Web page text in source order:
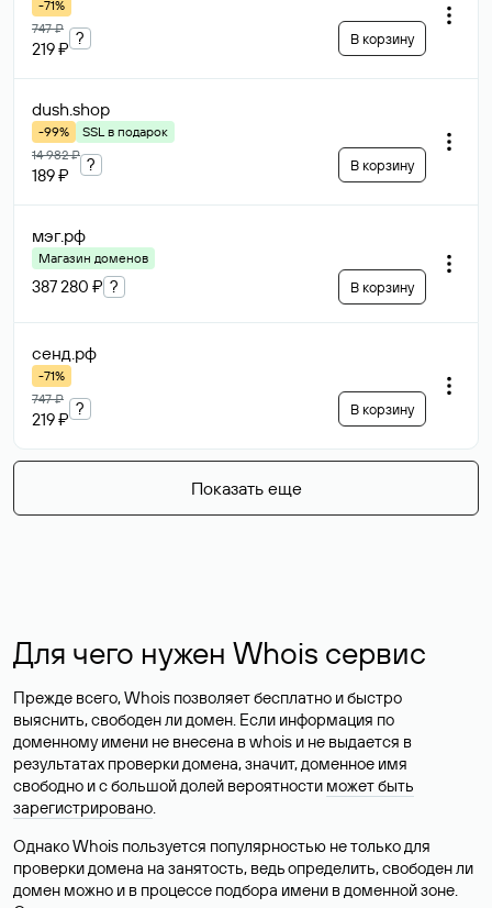
-71%
747 ₽
219 ₽
? В корзину
dush.shop
-99%
SSL в подарок
14 982 ₽
189 ₽
? В корзину
мэг.рф
Магазин доменов
387 280 ₽ ? В корзину
сенд.рф
-71%
747 ₽
219 ₽
? В корзину
Показать еще
Для чего нужен Whois сервис
Прежде всего, Whois позволяет бесплатно и быстро
выяснить, свободен ли домен. Если информация по
доменному имени не внесена в whois и не выдается в
результатах проверки домена, значит, доменное имя
свободно и с большой долей вероятности может быть
зарегистрировано.
Однако Whois пользуется популярностью не только для
проверки домена на занятость, ведь определить, свободен ли
домен можно и в процессе подбора имени в доменной зоне.